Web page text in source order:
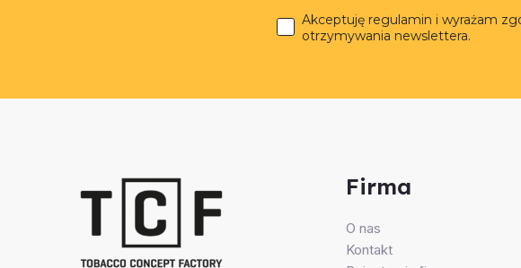
Akceptuję regulamin i wyrażam
otrzymywania newslettera.
Firma
O nas
Kontakt